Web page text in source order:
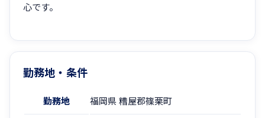
心です。
勤務地・条件
勤務地 福岡県 糟屋郡篠栗町